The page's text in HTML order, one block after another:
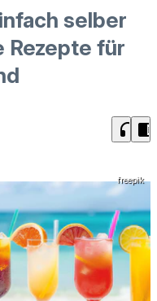
selber
Rezepte für
headphones chrome_reader_mode
freepik